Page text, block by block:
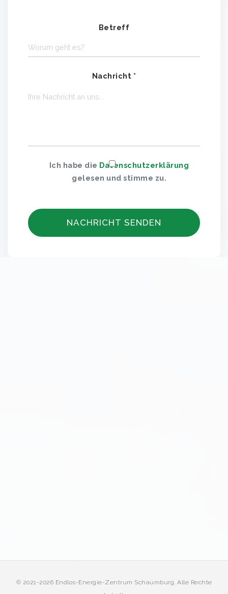
Betreff
Nachricht *
Ich habe die Datenschutzerklärung
gelesen und stimme zu.
NACHRICHT SENDEN
© 2021-2026 Endlos-Energie-Zentrum Schaumburg. Alle Rechte